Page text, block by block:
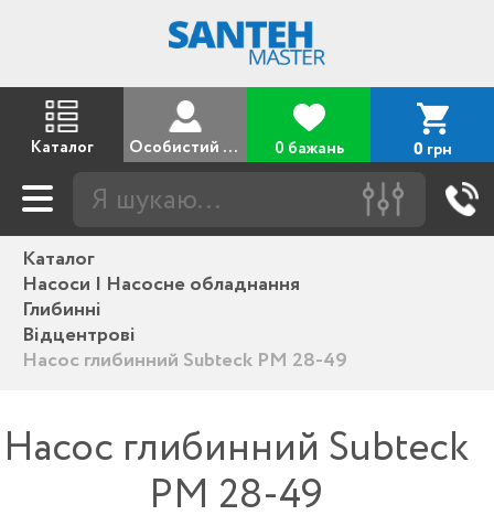
Каталог Особистий кабінет 0 бажань 0 грн
Каталог
Насоси | Насосне обладнання
Глибинні
Відцентрові
Насос глибинний Subteck PM 28-49
Насос глибинний Subteck
PM 28-49